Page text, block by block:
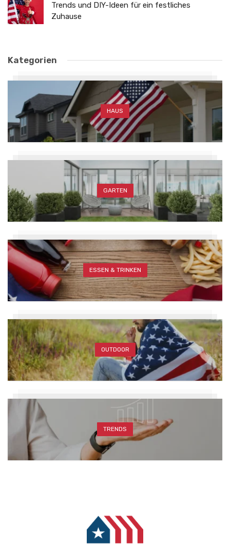
Trends und DIY-Ideen für ein festliches
Zuhause
Kategorien
HAUS
GARTEN
ESSEN & TRINKEN
OUTDOOR
TRENDS